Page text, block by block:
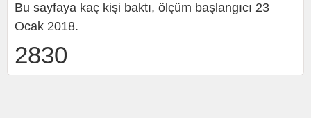
Bu sayfaya kaç kişi baktı, ölçüm başlangıcı 23
Ocak 2018.
2830